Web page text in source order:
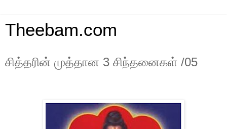
Theebam.com
சித்தரின் முத்தான 3 சிந்தனைகள் /05